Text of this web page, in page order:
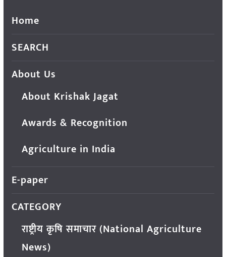
Home
SEARCH
About Us
About Krishak Jagat
Awards & Recognition
Agriculture in India
E-paper
CATEGORY
राष्ट्रीय कृषि समाचार (National Agriculture
News)